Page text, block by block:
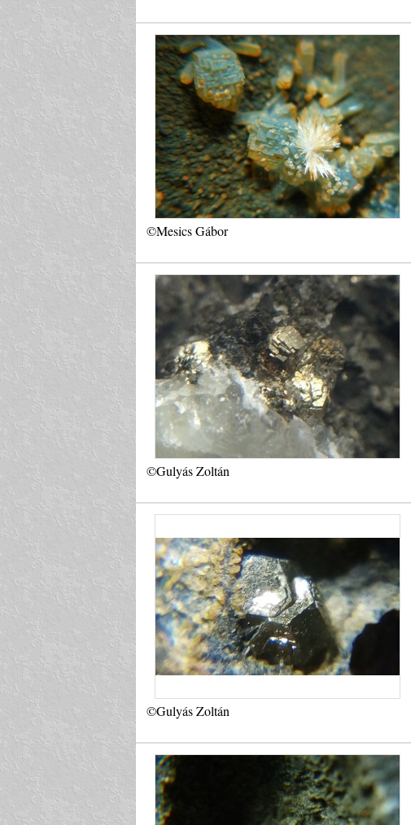
©Mesics Gábor
©Gulyás Zoltán
©Gulyás Zoltán